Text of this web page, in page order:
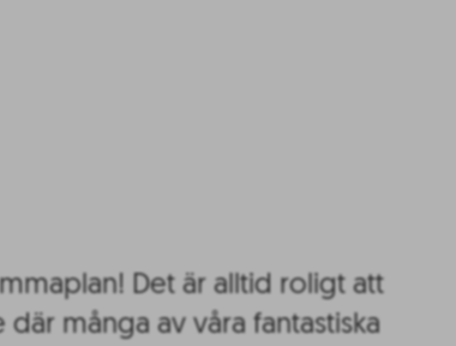
Det är alltid roligt att
många av våra fantastiska